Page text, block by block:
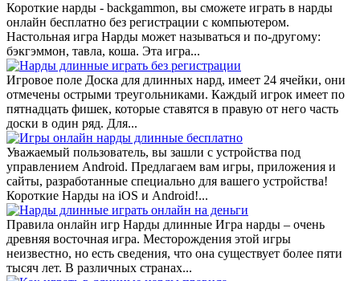
Короткие нарды - backgammon, вы сможете играть в нарды
онлайн бесплатно без регистрации с компьютером.
Настольная игра Нарды может называться и по-другому:
бэкгэммон, тавла, коша. Эта игра...
Игровое поле Доска для длинных нард, имеет 24 ячейки, они
отмечены острыми треугольниками. Каждый игрок имеет по
пятнадцать фишек, которые ставятся в правую от него часть
доски в один ряд. Для...
Уважаемый пользователь, вы зашли с устройства под
управлением Android. Предлагаем вам игры, приложения и
сайты, разработанные специально для вашего устройства!
Короткие Нарды на iOS и Android!...
Правила онлайн игр Нарды длинные Игра нарды – очень
древняя восточная игра. Месторождения этой игры
неизвестно, но есть сведения, что она существует более пяти
тысяч лет. В различных странах...